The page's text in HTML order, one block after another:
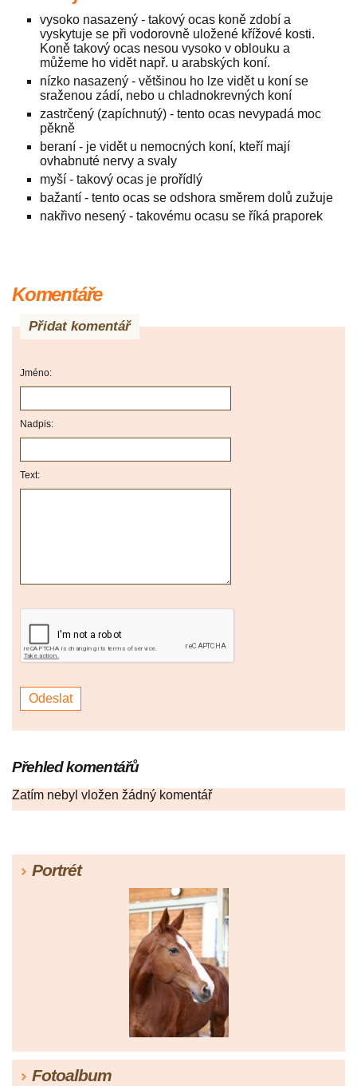
vysoko nasazený - takový ocas koně zdobí a
vyskytuje se při vodorovně uložené křížové kosti.
Koně takový ocas nesou vysoko v oblouku a
můžeme ho vidět např. u arabských koní.
nízko nasazený - většinou ho lze vidět u koní se
sraženou zádí, nebo u chladnokrevných koní
zastrčený (zapíchnutý) - tento ocas nevypadá moc
pěkně
beraní - je vidět u nemocných koní, kteří mají
ovhabnuté nervy a svaly
myší - takový ocas je prořídlý
bažantí - tento ocas se odshora směrem dolů zužuje
nakřivo nesený - takovému ocasu se říká praporek
Komentáře
Přidat komentář
Jméno:
Nadpis:
Text:
Přehled komentářů
Zatím nebyl vložen žádný komentář
Portrét
Fotoalbum